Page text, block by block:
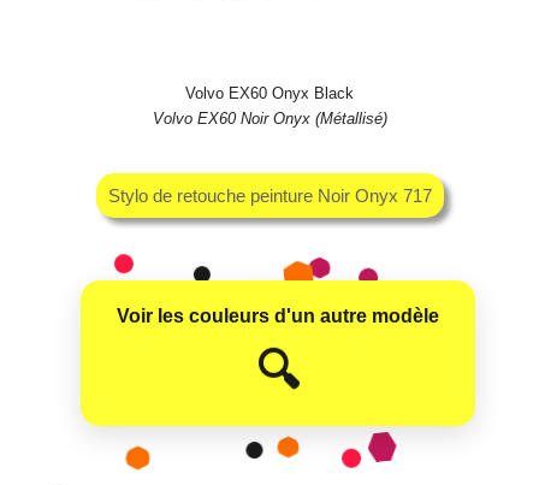
Volvo EX60 Onyx Black
Volvo EX60 Noir Onyx (Métallisé)
Stylo de retouche peinture Noir Onyx 717
😊
Voir les couleurs d'un autre modèle
🔍